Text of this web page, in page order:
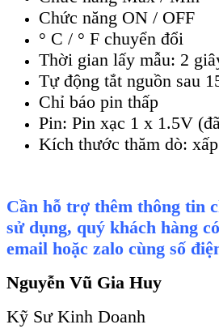
Chức năng ON / OFF
° C / ° F chuyển đổi
Thời gian lấy mẫu: 2
Tự động tắt nguồn sau
Chỉ báo pin thấp
Pin: Pin xạc 1 x 1.5V
Kích thước thăm dò:
Cần hỗ trợ thêm thông tin
sử dụng, quý khách hàng
email hoặc zalo cùng số
Nguyễn Vũ Gia Huy
Kỹ Sư Kinh Doanh